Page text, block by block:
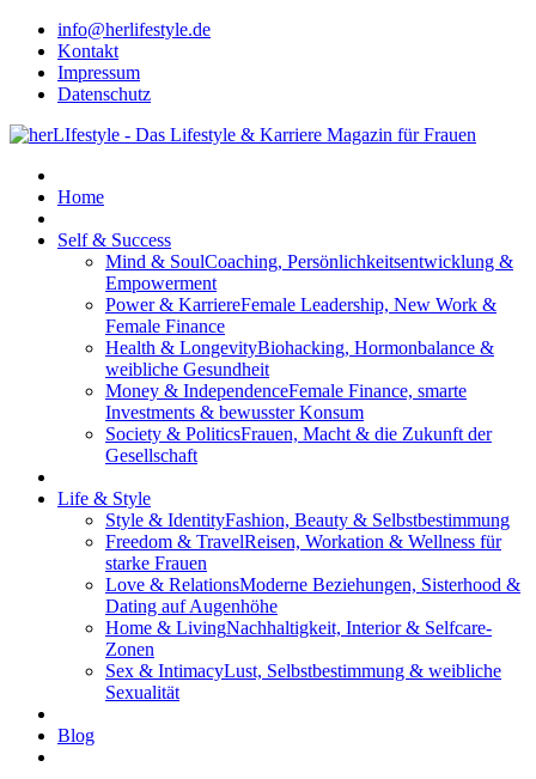
info@herlifestyle.de
Kontakt
Impressum
Datenschutz
Home
Self & Success
Mind & SoulCoaching, Persönlichkeitsentwicklung &
Empowerment
Power & KarriereFemale Leadership, New Work &
Female Finance
Health & LongevityBiohacking, Hormonbalance &
weibliche Gesundheit
Money & IndependenceFemale Finance, smarte
Investments & bewusster Konsum
Society & PoliticsFrauen, Macht & die Zukunft der
Gesellschaft
Life & Style
Style & IdentityFashion, Beauty & Selbstbestimmung
Freedom & TravelReisen, Workation & Wellness für
starke Frauen
Love & RelationsModerne Beziehungen, Sisterhood &
Dating auf Augenhöhe
Home & LivingNachhaltigkeit, Interior & Selfcare-
Zonen
Sex & IntimacyLust, Selbstbestimmung & weibliche
Sexualität
Blog